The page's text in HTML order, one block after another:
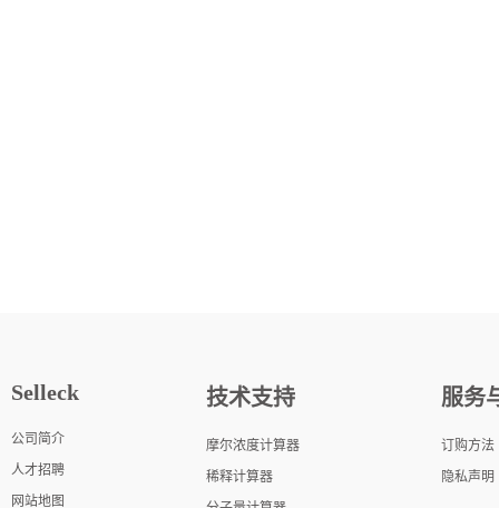
Selleck
公司简介
人才招聘
网站地图
技术支持
摩尔浓度计算器
稀释计算器
服务
订购方法
隐私声明